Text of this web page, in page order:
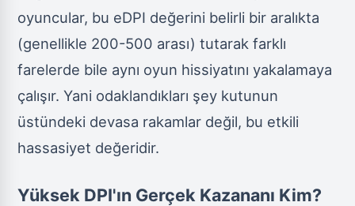
oyuncular, bu eDPI değerini belirli bir aralıkta
(genellikle 200-500 arası) tutarak farklı
farelerde bile aynı oyun hissiyatını yakalamaya
çalışır. Yani odaklandıkları şey kutunun
üstündeki devasa rakamlar değil, bu etkili
hassasiyet değeridir.
Yüksek DPI'ın Gerçek Kazananı Kim?